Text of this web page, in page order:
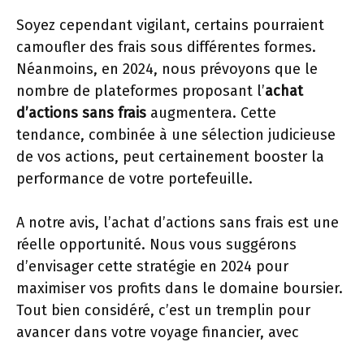
Soyez cependant vigilant, certains pourraient
camoufler des frais sous différentes formes.
Néanmoins, en 2024, nous prévoyons que le
nombre de plateformes proposant l’achat
d’actions sans frais augmentera. Cette
tendance, combinée à une sélection judicieuse
de vos actions, peut certainement booster la
performance de votre portefeuille.
A notre avis, l’achat d’actions sans frais est une
réelle opportunité. Nous vous suggérons
d’envisager cette stratégie en 2024 pour
maximiser vos profits dans le domaine boursier.
Tout bien considéré, c’est un tremplin pour
avancer dans votre voyage financier, avec